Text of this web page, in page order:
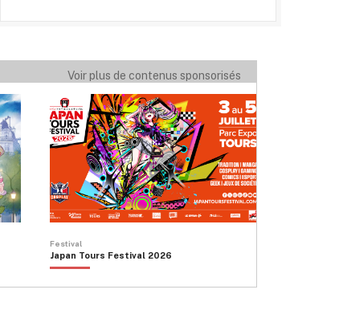
Voir plus de contenus sponsorisés
Festival
Japan Tours Festival 2026